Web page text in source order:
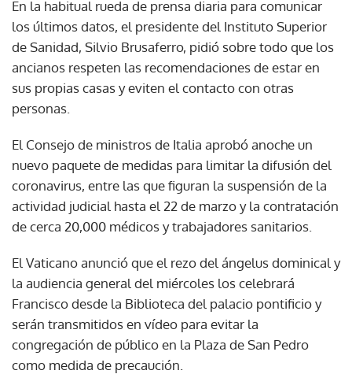
En la habitual rueda de prensa diaria para comunicar
los últimos datos, el presidente del Instituto Superior
de Sanidad, Silvio Brusaferro, pidió sobre todo que los
ancianos respeten las recomendaciones de estar en
sus propias casas y eviten el contacto con otras
personas.
El Consejo de ministros de Italia aprobó anoche un
nuevo paquete de medidas para limitar la difusión del
coronavirus, entre las que figuran la suspensión de la
actividad judicial hasta el 22 de marzo y la contratación
de cerca 20,000 médicos y trabajadores sanitarios.
El Vaticano anunció que el rezo del ángelus dominical y
la audiencia general del miércoles los celebrará
Francisco desde la Biblioteca del palacio pontificio y
serán transmitidos en vídeo para evitar la
congregación de público en la Plaza de San Pedro
como medida de precaución.